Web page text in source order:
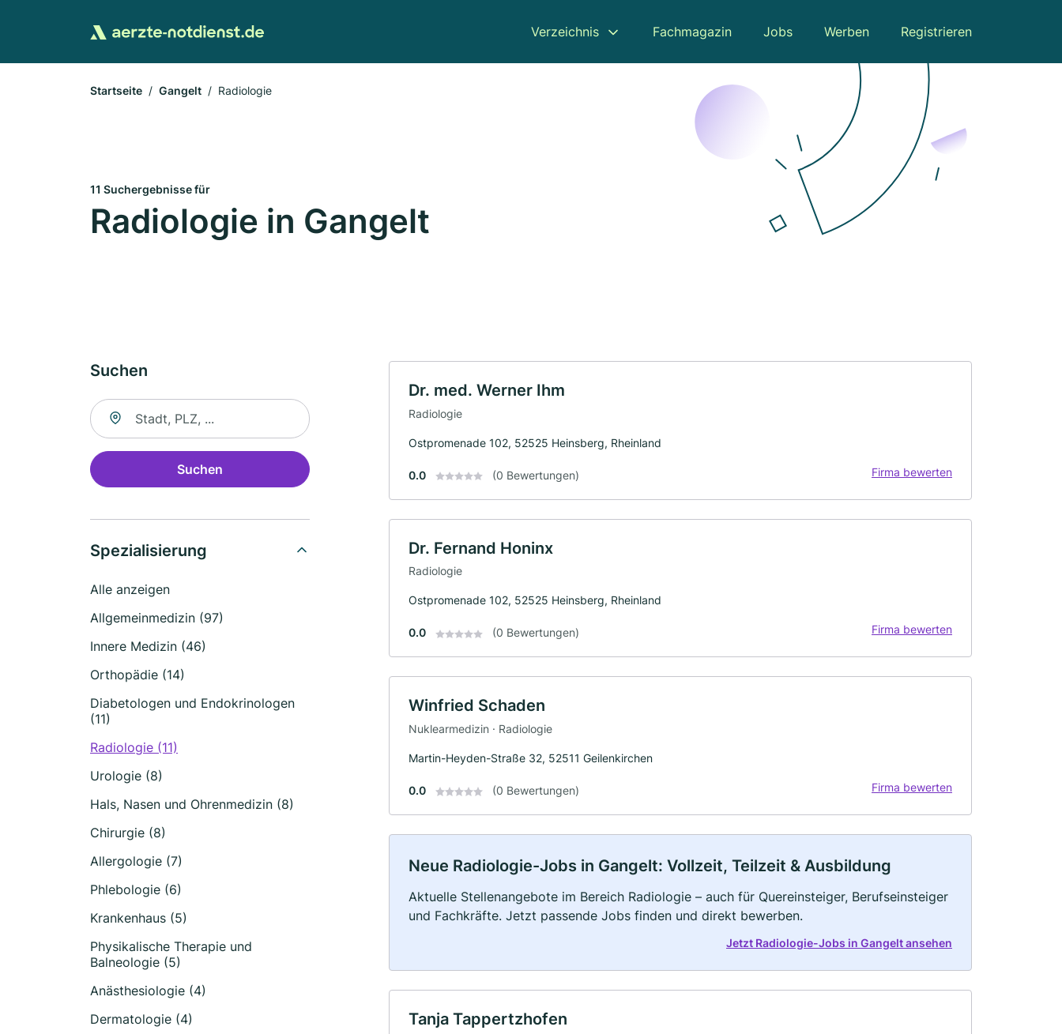
Verzeichnis Fachmagazin Jobs Werben Registrieren
Startseite Gangelt Radiologie
11 Suchergebnisse für
Radiologie in Gangelt
Suchen
Suche nach Ort
Suchen
Spezialisierung
Alle anzeigen
Allgemeinmedizin (97)
Innere Medizin (46)
Orthopädie (14)
Diabetologen und Endokrinologen
(11)
Radiologie (11)
Urologie (8)
Hals, Nasen und Ohrenmedizin (8)
Chirurgie (8)
Allergologie (7)
Phlebologie (6)
Krankenhaus (5)
Physikalische Therapie und
Balneologie (5)
Anästhesiologie (4)
Dermatologie (4)
Dr. med. Werner Ihm
Radiologie
Ostpromenade 102, 52525 Heinsberg, Rheinland
0.0 (0 Bewertungen) Firma bewerten
Dr. Fernand Honinx
Radiologie
Ostpromenade 102, 52525 Heinsberg, Rheinland
0.0 (0 Bewertungen) Firma bewerten
Winfried Schaden
Nuklearmedizin · Radiologie
Martin-Heyden-Straße 32, 52511 Geilenkirchen
0.0 (0 Bewertungen) Firma bewerten
Neue Radiologie-Jobs in Gangelt: Vollzeit, Teilzeit & Ausbildung
Aktuelle Stellenangebote im Bereich Radiologie – auch für Quereinsteiger, Berufseinsteiger
und Fachkräfte. Jetzt passende Jobs finden und direkt bewerben.
Jetzt Radiologie-Jobs in Gangelt ansehen
Tanja Tappertzhofen